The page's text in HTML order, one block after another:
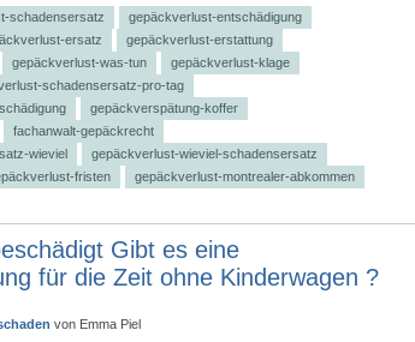
schadensersatz
gepäckverlust-entschädigung
ersatz
gepäckverlust-erstattung
gepäckverlust-was-tun
gepäckverlust-klage
schadensersatz-pro-tag
gepäckverspätung-koffer
fachanwalt-gepäckrecht
wieviel
gepäckverlust-wieviel-schadensersatz
fristen
gepäckverlust-montrealer-abkommen
Gibt es eine
für die Zeit ohne Kinderwagen ?
von Emma Piel